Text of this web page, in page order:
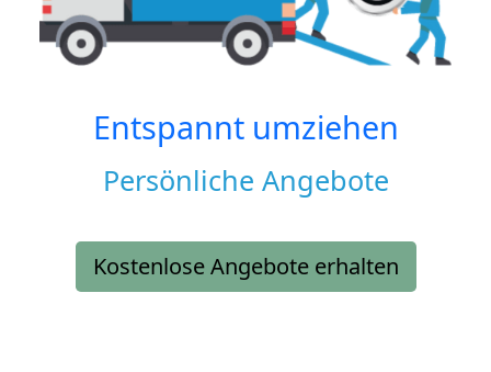
Entspannt umziehen
Persönliche Angebote
Kostenlose Angebote erhalten